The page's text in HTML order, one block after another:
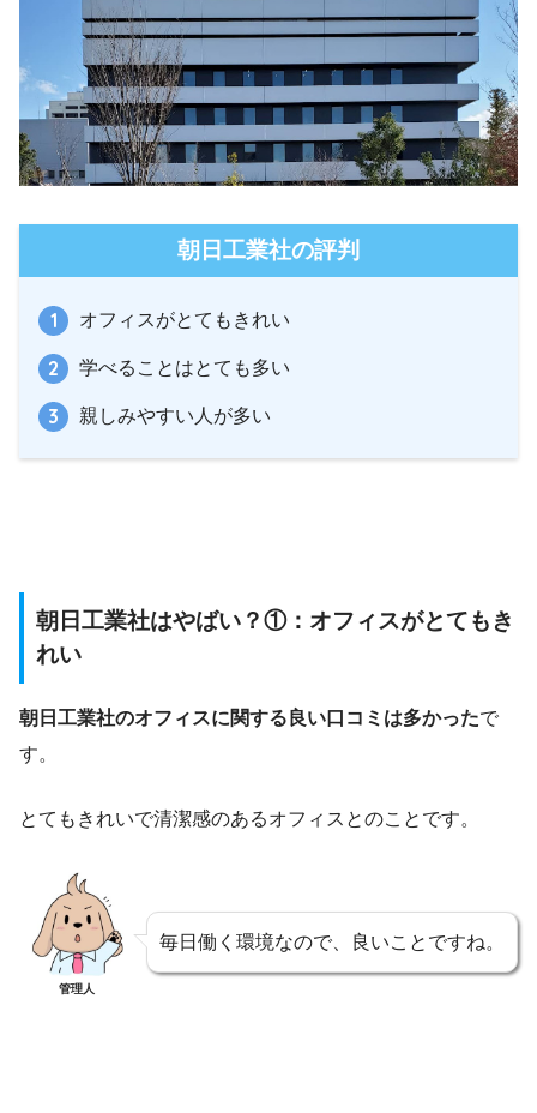
朝日工業社の評判
オフィスがとてもきれい
学べることはとても多い
親しみやすい人が多い
朝日工業社はやばい？①：オフィスがとてもき
れい
朝日工業社のオフィスに関する良い口コミは多かったで
す。
とてもきれいで清潔感のあるオフィスとのことです。
管理人
毎日働く環境なので、良いことですね。